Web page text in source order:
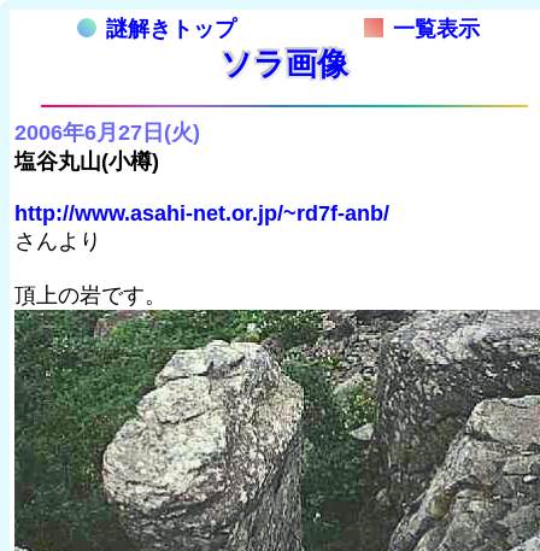
謎解きトップ 一覧表示
ソラ画像
2006年6月27日(火)
塩谷丸山(小樽)
http://www.asahi-net.or.jp/~rd7f-anb/
さんより
頂上の岩です。